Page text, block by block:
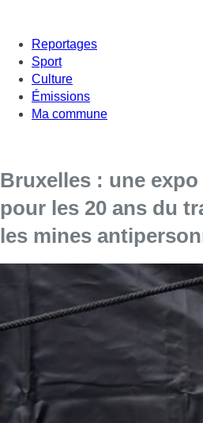
Reportages
Sport
Culture
Émissions
Ma commune
Bruxelles : une
pour les 20 ans du
les mines